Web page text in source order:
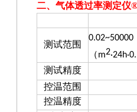
二、 气体透过率测定仪
测试范围
（m2
测试精度
控温范围
控温精度